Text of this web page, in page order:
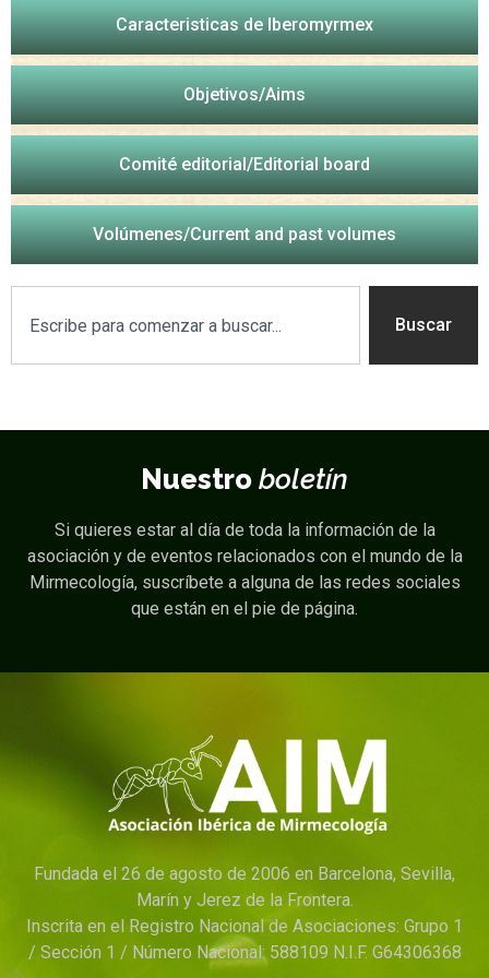
Caracteristicas de Iberomyrmex
Objetivos/Aims
Comité editorial/Editorial board
Volúmenes/Current and past volumes
Buscar
Nuestro boletín
Si quieres estar al día de toda la información de la
asociación y de eventos relacionados con el mundo de la
Mirmecología, suscríbete a alguna de las redes sociales
que están en el pie de página.
Fundada el 26 de agosto de 2006 en Barcelona, Sevilla,
Marín y Jerez de la Frontera.
Inscrita en el Registro Nacional de Asociaciones: Grupo 1
/ Sección 1 / Número Nacional: 588109 N.I.F. G64306368